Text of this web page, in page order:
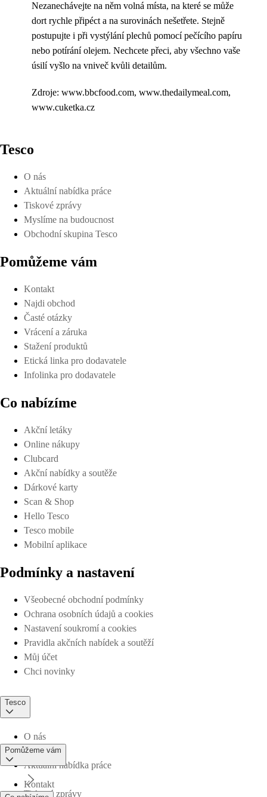
Nezanechávejte na něm volná místa, na které se může
dort rychle připéct a na surovinách nešetřete. Stejně
postupujte i při vystýlání plechů pomocí pečícího papíru
nebo potírání olejem. Nechcete přeci, aby všechno vaše
úsilí vyšlo na vniveč kvůli detailům.
Zdroje: www.bbcfood.com, www.thedailymeal.com,
www.cuketka.cz
Tesco
O nás
Aktuální nabídka práce
Tiskové zprávy
Myslíme na budoucnost
Obchodní skupina Tesco
Pomůžeme vám
Kontakt
Najdi obchod
Časté otázky
Vrácení a záruka
Stažení produktů
Etická linka pro dodavatele
Infolinka pro dodavatele
Co nabízíme
Akční letáky
Online nákupy
Clubcard
Akční nabídky a soutěže
Dárkové karty
Scan & Shop
Hello Tesco
Tesco mobile
Mobilní aplikace
Podmínky a nastavení
Všeobecné obchodní podmínky
Ochrana osobních údajů a cookies
Nastavení soukromí a cookies
Pravidla akčních nabídek a soutěží
Můj účet
Chci novinky
Tesco
O nás
Aktuální nabídka práce
Tiskové zprávy
Pomůžeme vám
Kontakt